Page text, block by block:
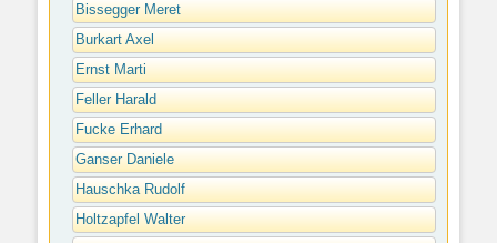
Bissegger Meret
Burkart Axel
Ernst Marti
Feller Harald
Fucke Erhard
Ganser Daniele
Hauschka Rudolf
Holtzapfel Walter